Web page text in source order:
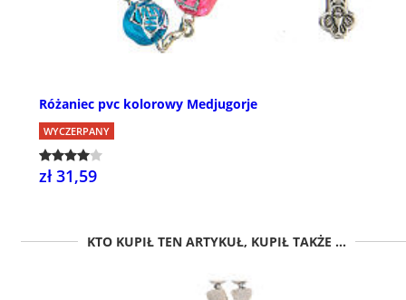
Różaniec pvc kolorowy Medjugorje
WYCZERPANY
zł 31,59
KTO KUPIŁ TEN ARTYKUŁ, KUPIŁ TAKŻE ...